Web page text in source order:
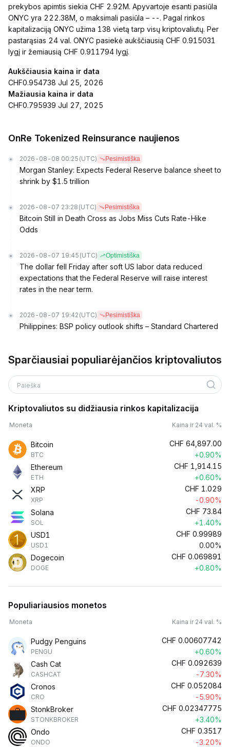
prekybos apimtis siekia CHF 2.92M. Apyvartoje esanti pasiūla
ONYC yra 222.38M, o maksimali pasiūla – --. Pagal rinkos
kapitalizaciją ONYC užima 138 vietą tarp visų kriptovaliutų. Per
pastarąsias 24 val. ONYC pasiekė aukščiausią CHF 0.915031
lygį ir žemiausią CHF 0.911794 lygį.
Aukščiausia kaina ir data
CHF0.954738 Jul 25, 2026
Mažiausia kaina ir data
CHF0.795939 Jul 27, 2025
OnRe Tokenized Reinsurance naujienos
2026-08-08 00:25 (UTC) Pesimistiška
Morgan Stanley: Expects Federal Reserve balance sheet to
shrink by $1.5 trillion
2026-08-07 23:28 (UTC) Pesimistiška
Bitcoin Still in Death Cross as Jobs Miss Cuts Rate-Hike
Odds
2026-08-07 19:45 (UTC) Optimistiška
The dollar fell Friday after soft US labor data reduced
expectations that the Federal Reserve will raise interest
rates in the near term.
2026-08-07 19:42 (UTC) Pesimistiška
Philippines: BSP policy outlook shifts – Standard Chartered
Sparčiausiai populiarėjančios kriptovaliutos
Paieška
Kriptovaliutos su didžiausia rinkos kapitalizacija
Moneta Kaina ir 24 val. %
Bitcoin
BTC
CHF 64,897.00
+0.90%
Ethereum
ETH
CHF 1,914.15
+0.60%
XRP
XRP
CHF 1.029
-0.90%
Solana
SOL
CHF 73.84
+1.40%
USD1
USD1
CHF 0.99989
0.00%
Dogecoin
DOGE
CHF 0.069891
+0.80%
Populiariausios monetos
Moneta Kaina ir 24 val. %
Pudgy Penguins
PENGU
CHF 0.00607742
+0.60%
Cash Cat
CASHCAT
CHF 0.092639
-7.30%
Cronos
CRO
CHF 0.052084
-5.90%
StonkBroker
STONKBROKER
CHF 0.02347775
+3.40%
Ondo
ONDO
CHF 0.3517
-3.20%